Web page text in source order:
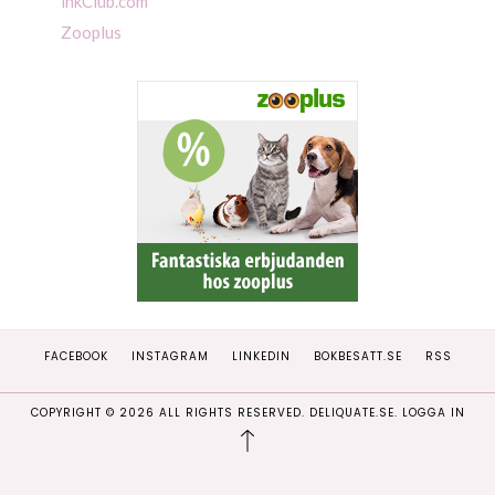
Zooplus
FACEBOOK INSTAGRAM LINKEDIN BOKBESATT.SE RSS
COPYRIGHT © 2026 ALL RIGHTS RESERVED. DELIQUATE.SE. LOGGA IN